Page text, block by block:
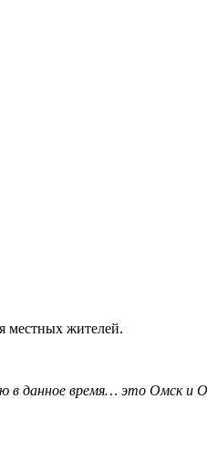
местных жителей.
в данное время… это Омск и